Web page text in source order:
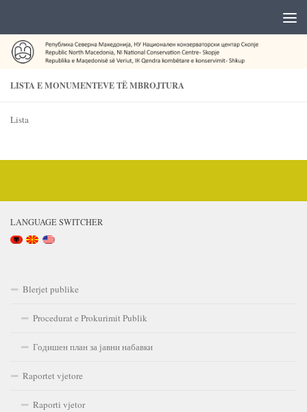
LISTA E MONUMENTEVE TË MBROJTURA
Lista
LANGUAGE SWITCHER
Blerjet publike
Procedurat e Prokurimit Publik
Годишен план за јавни набавки
Raportet vjetore
Raporti vjetor